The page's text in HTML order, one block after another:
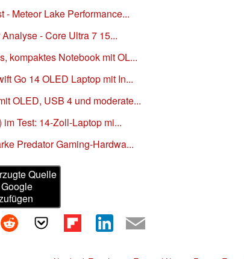
- Meteor Lake Performance...
- Core Ultra 7 15...
kompaktes Notebook mit OL...
Go 14 OLED Laptop mit In...
OLED, USB 4 und moderate...
Test: 14-Zoll-Laptop mi...
Predator Gaming-Hardwa...
Quelle